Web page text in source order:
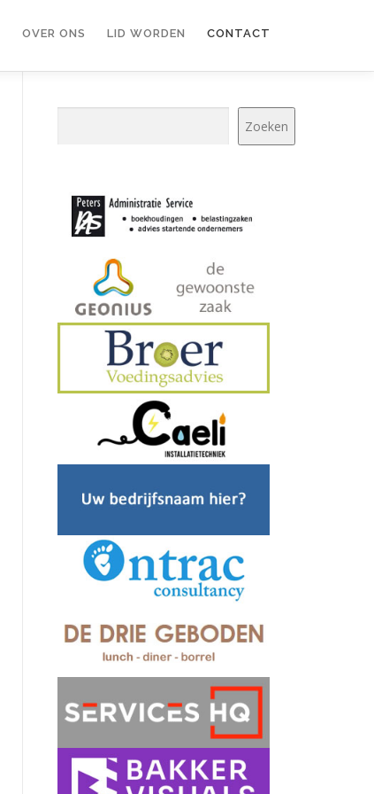
OVER ONS LID WORDEN CONTACT
Zoeken